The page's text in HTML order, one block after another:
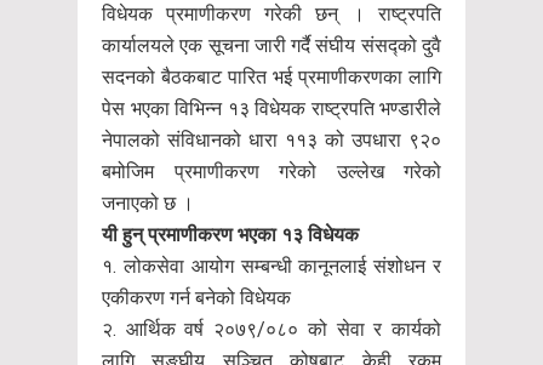
विधेयक प्रमाणीकरण गरेकी छन् । राष्ट्रपति
कार्यालयले एक सूचना जारी गर्दै संघीय संसद्को दुवै
सदनको बैठकबाट पारित भई प्रमाणीकरणका लागि
पेस भएका विभिन्न १३ विधेयक राष्ट्रपति भण्डारीले
नेपालको संविधानको धारा ११३ को उपधारा ९२०
बमोजिम प्रमाणीकरण गरेको उल्लेख गरेको
जनाएको छ ।
यी हुन् प्रमाणीकरण भएका १३ विधेयक
१. लोकसेवा आयोग सम्बन्धी कानूनलाई संशोधन र
एकीकरण गर्न बनेको विधेयक
२. आर्थिक वर्ष २०७९/०८० को सेवा र कार्यको